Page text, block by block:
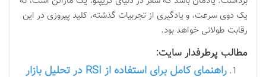
یک دوی سرعت، و یادگیری از تجربیات گذشته، کلید پیروزی در این
رقابت طولانی خواهد بود.
مطالب پرطرفدار سایت:
راهنمای کامل برای استفاده از RSI در تحلیل بازار